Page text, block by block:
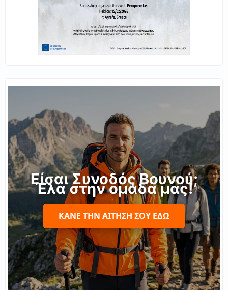
Είσαι Συνοδός Βουνού;
Έλα στην ομάδα μας!
ΚΆΝΕ ΤΗΝ ΑΊΤΗΣΉ ΣΟΥ ΕΔΏ